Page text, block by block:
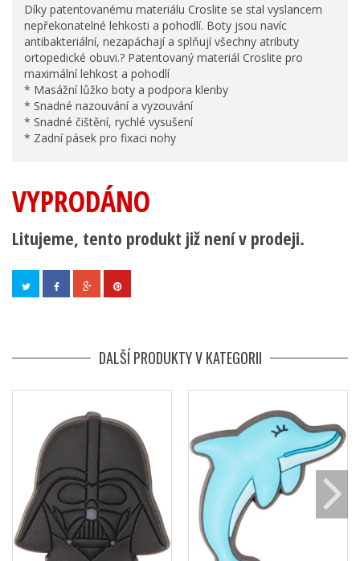
Díky patentovanému materiálu Croslite se stal vyslancem
nepřekonatelné lehkosti a pohodlí. Boty jsou navíc
antibakteriální, nezapáchají a splňují všechny atributy
ortopedické obuvi.? Patentovaný materiál Croslite pro
maximální lehkost a pohodlí
* Masážní lůžko boty a podpora klenby
* Snadné nazouvání a vyzouvání
* Snadné čištění, rychlé vysušení
* Zadní pásek pro fixaci nohy
VYPRODÁNO
Litujeme, tento produkt již není v prodeji.
DALŠÍ PRODUKTY V KATEGORII